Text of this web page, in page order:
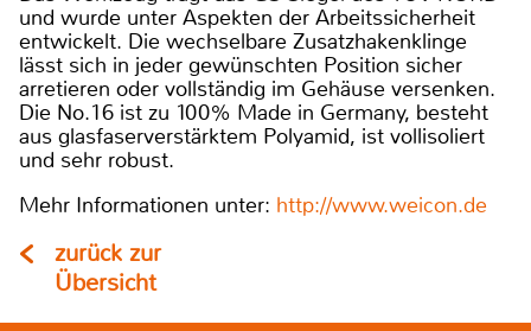
und wurde unter Aspekten der Arbeitssicherheit
entwickelt. Die wechselbare Zusatzhakenklinge
lässt sich in jeder gewünschten Position sicher
arretieren oder vollständig im Gehäuse versenken.
Die No.16 ist zu 100% Made in Germany, besteht
aus glasfaserverstärktem Polyamid, ist vollisoliert
und sehr robust.
Mehr Informationen unter: http://www.weicon.de
zurück zur
Übersicht